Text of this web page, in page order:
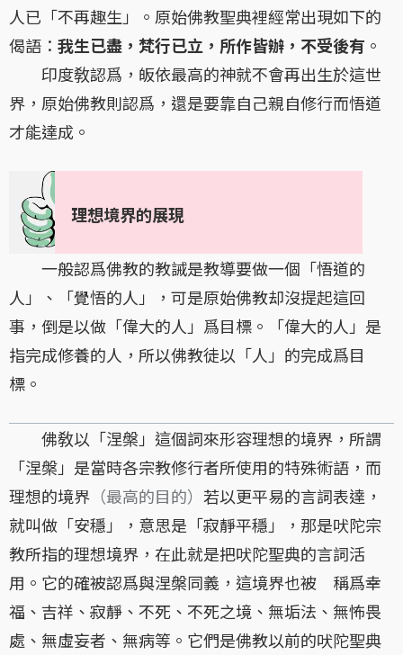
人已「不再趣生」。原始佛教聖典裡經常出現如下的
偈語： 我生已盡，梵行已立，所作皆辦，不受後有 。
印度敎認爲，皈依最高的神就不會再出生於這世
界，原始佛教則認爲，還是要靠自己親自修行而悟道
才能達成。
理想境界的展現
一般認爲佛教的教誡是教導要做一個「悟道的
人」、「覺悟的人」，可是原始佛教却沒提起這回
事，倒是以做「偉大的人」爲目標。「偉大的人」是
指完成修養的人，所以佛教徒以「人」的完成爲目
標。
佛敎以「涅槃」這個詞來形容理想的境界，所謂
「涅槃」是當時各宗教修行者所使用的特殊術語，而
理想的境界 （最高的目的） 若以更平易的言詞表達，
就叫做「安穩」，意思是「寂靜平穩」，那是吠陀宗
教所指的理想境界，在此就是把吠陀聖典的言詞活
用。它的確被認爲與涅槃同義，這境界也被 稱爲幸
福、吉祥、寂靜、不死、不死之境、無垢法、無怖畏
處、無虛妄者、無病等。它們是佛教以前的吠陀聖典